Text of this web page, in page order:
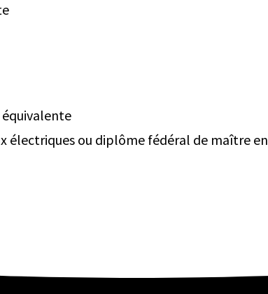
électriques ou diplôme fédéral de maître en